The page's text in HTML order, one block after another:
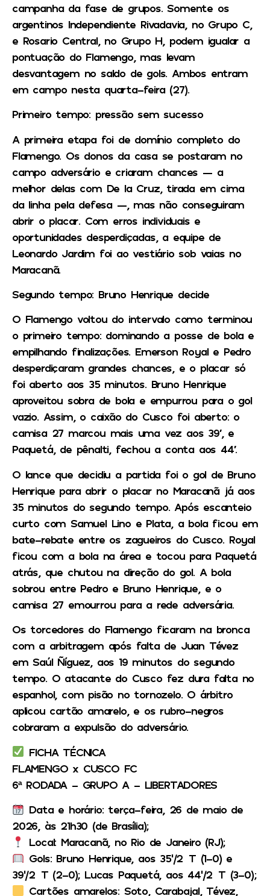
campanha da fase de grupos. Somente os
argentinos Independiente Rivadavia, no Grupo C,
e Rosario Central, no Grupo H, podem igualar a
pontuação do Flamengo, mas levam
desvantagem no saldo de gols. Ambos entram
em campo nesta quarta-feira (27).
Primeiro tempo: pressão sem sucesso
A primeira etapa foi de domínio completo do
Flamengo. Os donos da casa se postaram no
campo adversário e criaram chances — a
melhor delas com De la Cruz, tirada em cima
da linha pela defesa —, mas não conseguiram
abrir o placar. Com erros individuais e
oportunidades desperdiçadas, a equipe de
Leonardo Jardim foi ao vestiário sob vaias no
Maracanã.
Segundo tempo: Bruno Henrique decide
O Flamengo voltou do intervalo como terminou
o primeiro tempo: dominando a posse de bola e
empilhando finalizações. Emerson Royal e Pedro
desperdiçaram grandes chances, e o placar só
foi aberto aos 35 minutos. Bruno Henrique
aproveitou sobra de bola e empurrou para o gol
vazio. Assim, o caixão do Cusco foi aberto: o
camisa 27 marcou mais uma vez aos 39′, e
Paquetá, de pênalti, fechou a conta aos 44′.
O lance que decidiu a partida foi o gol de Bruno
Henrique para abrir o placar no Maracanã já aos
35 minutos do segundo tempo. Após escanteio
curto com Samuel Lino e Plata, a bola ficou em
bate-rebate entre os zagueiros do Cusco. Royal
ficou com a bola na área e tocou para Paquetá
atrás, que chutou na direção do gol. A bola
sobrou entre Pedro e Bruno Henrique, e o
camisa 27 emourrou para a rede adversária.
Os torcedores do Flamengo ficaram na bronca
com a arbitragem após falta de Juan Tévez
em Saúl Ñíguez, aos 19 minutos do segundo
tempo. O atacante do Cusco fez dura falta no
espanhol, com pisão no tornozelo. O árbitro
aplicou cartão amarelo, e os rubro-negros
cobraram a expulsão do adversário.
FICHA TÉCNICA
FLAMENGO x CUSCO FC
6ª RODADA – GRUPO A – LIBERTADORES
Data e horário: terça-feira, 26 de maio de
2026, às 21h30 (de Brasília);
Local: Maracanã, no Rio de Janeiro (RJ);
Gols: Bruno Henrique, aos 35’/2°T (1-0) e
39’/2°T (2-0); Lucas Paquetá, aos 44’/2°T (3-0);
Cartões amarelos: Soto, Carabajal, Tévez,